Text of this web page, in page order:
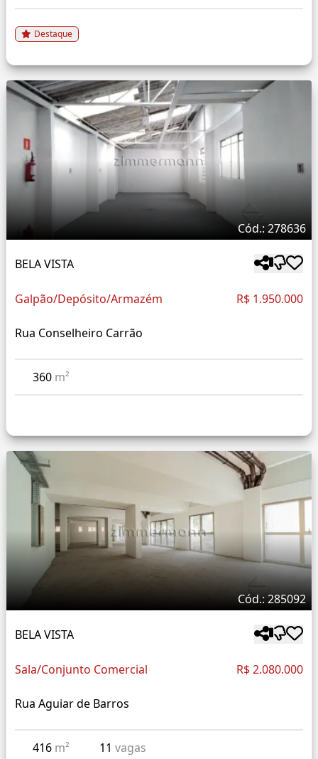
Destaque
Cód.: 278636
BELA VISTA
Galpão/Depósito/Armazém R$ 1.950.000
Rua Conselheiro Carrão
360 m²
Cód.: 285092
BELA VISTA
Sala/Conjunto Comercial R$ 2.080.000
Rua Aguiar de Barros
416 m² 11vagas